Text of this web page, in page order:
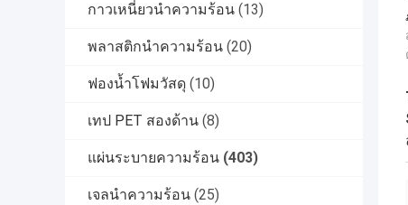
กาวเหนี่ยวนำความร้อน (13)
พลาสติกนำความร้อน (20)
ฟองน้ำโฟมวัสดุ (10)
เทป PET สองด้าน (8)
แผ่นระบายความร้อน (403)
เจลนําความร้อน (25)